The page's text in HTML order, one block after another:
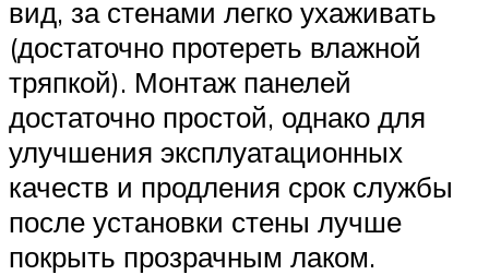
вид, за стенами легко ухаживать
(достаточно протереть влажной
тряпкой). Монтаж панелей
достаточно простой, однако для
улучшения эксплуатационных
качеств и продления срок службы
после установки стены лучше
покрыть прозрачным лаком.